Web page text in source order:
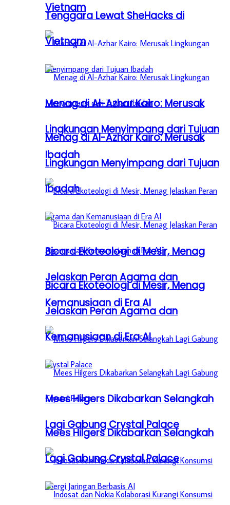
Vietnam
Menag di Al-Azhar Kairo: Merusak
Lingkungan Menyimpang dari Tujuan
Ibadah
Bicara Ekoteologi di Mesir, Menag
Jelaskan Peran Agama dan
Kemanusiaan di Era AI
Mees Hilgers Dikabarkan Selangkah
Lagi Gabung Crystal Palace
Tenggara Lewat SheHacks di
Vietnam
Menag di Al-Azhar Kairo: Merusak
Lingkungan Menyimpang dari Tujuan
Ibadah
Bicara Ekoteologi di Mesir, Menag
Jelaskan Peran Agama dan
Kemanusiaan di Era AI
Mees Hilgers Dikabarkan Selangkah
Lagi Gabung Crystal Palace